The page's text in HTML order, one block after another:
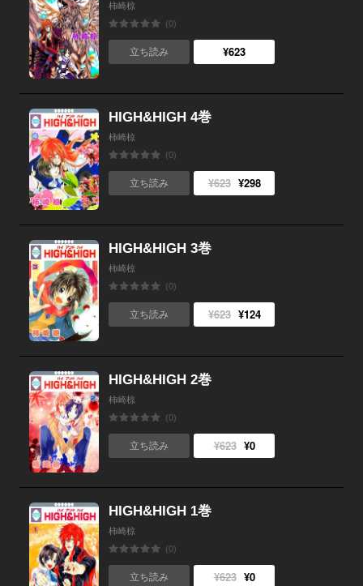
柿崎椋
(0)
立ち読み ¥623
HIGH&HIGH 4巻
柿崎椋
(0)
立ち読み ¥623 ¥298
HIGH&HIGH 3巻
柿崎椋
(0)
立ち読み ¥623 ¥124
HIGH&HIGH 2巻
柿崎椋
(0)
立ち読み ¥623 ¥0
HIGH&HIGH 1巻
柿崎椋
(0)
立ち読み ¥623 ¥0